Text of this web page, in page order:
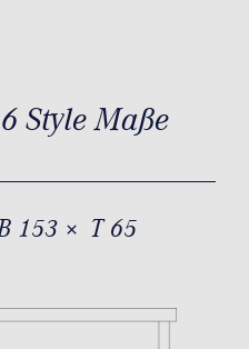
Style Maße
153 × T 65